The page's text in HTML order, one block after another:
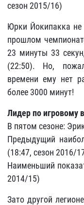
сезон 2015/16)
Юрки Йокипакка не
прошлом
23 минуты 33
(22:50). Но,
времени ему нет
более 3000 минут!
Лидер по игровому
В пятом сезоне:
Предыдущий
(18:47, сезон 2016/
Наименьший
2014/15)
Зато другой